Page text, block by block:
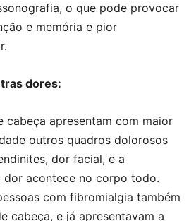
o que pode provocar
e memória e pior
dores:
cabeça apresentam com maior
outros quadros dolorosos
dor facial, e a
dor acontece no corpo todo.
com fibromialgia também
cabeça, e já apresentavam a